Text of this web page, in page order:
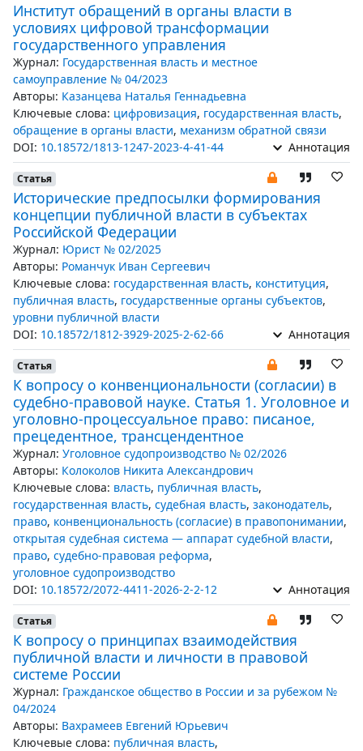
Институт обращений в органы власти в
условиях цифровой трансформации
государственного управления
Журнал: Государственная власть и местное
самоуправление № 04/2023
Авторы: Казанцева Наталья Геннадьевна
Ключевые слова: цифровизация, государственная власть,
обращение в органы власти, механизм обратной связи
DOI: 10.18572/1813-1247-2023-4-41-44 Аннотация
Статья
Исторические предпосылки формирования
концепции публичной власти в субъектах
Российской Федерации
Журнал: Юрист № 02/2025
Авторы: Романчук Иван Сергеевич
Ключевые слова: государственная власть, конституция,
публичная власть, государственные органы субъектов,
уровни публичной власти
DOI: 10.18572/1812-3929-2025-2-62-66 Аннотация
Статья
К вопросу о конвенциональности (согласии) в
судебно-правовой науке. Статья 1. Уголовное и
уголовно-процессуальное право: писаное,
прецедентное, трансцендентное
Журнал: Уголовное судопроизводство № 02/2026
Авторы: Колоколов Никита Александрович
Ключевые слова: власть, публичная власть,
государственная власть, судебная власть, законодатель,
право, конвенциональность (согласие) в правопонимании,
открытая судебная система — аппарат судебной власти,
право, судебно-правовая реформа,
уголовное судопроизводство
DOI: 10.18572/2072-4411-2026-2-2-12 Аннотация
Статья
К вопросу о принципах взаимодействия
публичной власти и личности в правовой
системе России
Журнал: Гражданское общество в России и за рубежом №
04/2024
Авторы: Вахрамеев Евгений Юрьевич
Ключевые слова: публичная власть,